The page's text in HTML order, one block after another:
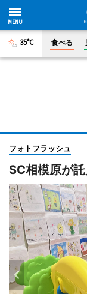
35°C 食べる
フォトフラッシュ
SC相模原が